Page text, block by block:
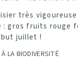
très
: gros fruits rouge
juillet !
LA BIODIVERSITÉ